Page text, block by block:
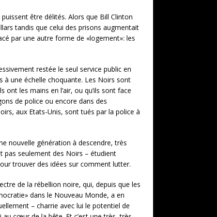
être délités. Alors que Bill Clinton
tandis que celui des prisons augmentait
par une autre forme de «logement»: les
restée le seul service public en
à une échelle choquante. Les Noirs sont
ont les mains en l’air, ou qu’ils sont face
de police ou encore dans des
aux Etats-Unis, sont tués par la police à
nouvelle génération à descendre, très
pas seulement des Noirs – étudient
trouver des idées sur comment lutter.
de la rébellion noire, qui, depuis que les
dans le Nouveau Monde, a en
– charrie avec lui le potentiel de